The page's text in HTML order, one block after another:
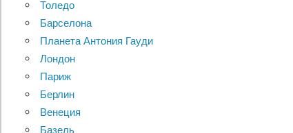
Толедо
Барселона
Планета Антония Гауди
Лондон
Париж
Берлин
Венеция
Базель